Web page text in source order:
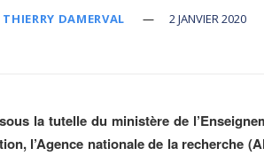
THIERRY DAMERVAL 2 JANVIER 2020
la tutelle du ministère de
l’Agence nationale de la recherche